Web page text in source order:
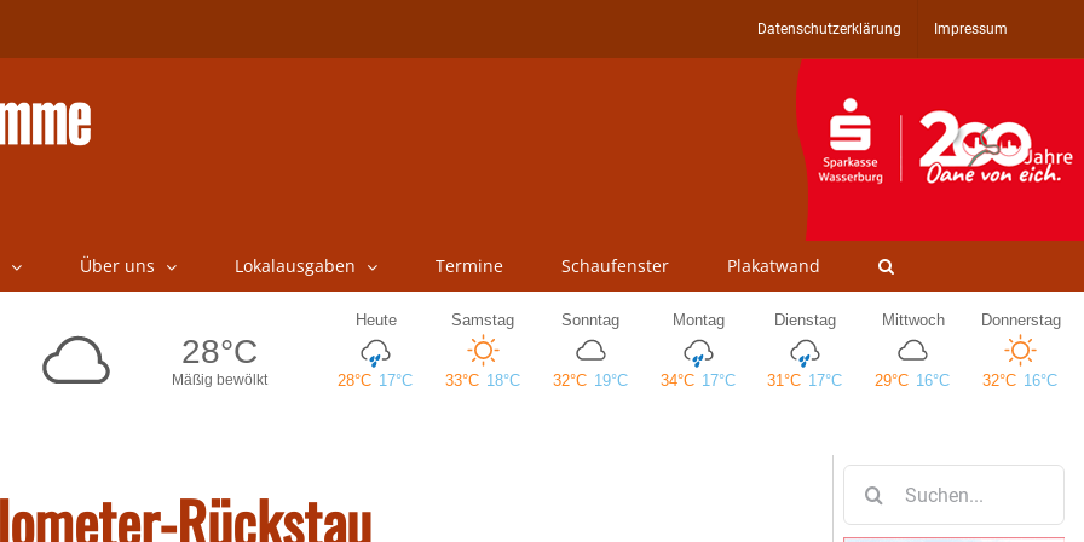
Datenschutzerklärung Impressum
Über uns Lokalausgaben Termine Schaufenster Plakatwand
Rückstau
nach: